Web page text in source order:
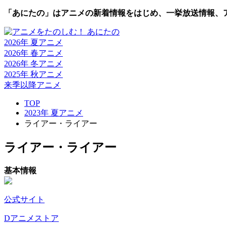
「あにたの」はアニメの新着情報をはじめ、一挙放送情報
2026年 夏アニメ
2026年 春アニメ
2026年 冬アニメ
2025年 秋アニメ
来季以降アニメ
TOP
2023年 夏アニメ
ライアー・ライアー
ライアー・ライアー
基本情報
公式サイト
Dアニメストア